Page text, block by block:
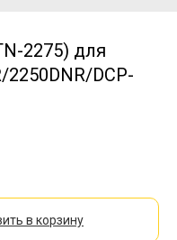
2275) для
2250DNR/DCP-
в корзину